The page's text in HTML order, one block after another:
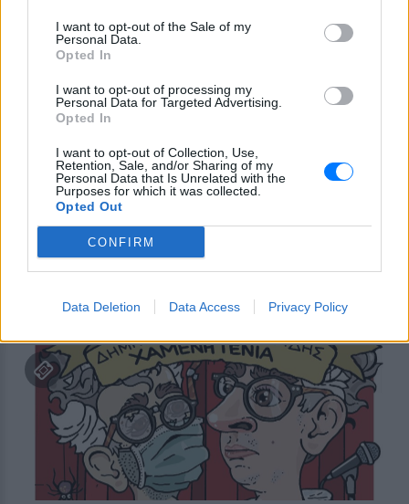
I want to opt-out of the Sale of my
Personal Data.
Opted In
I want to opt-out of processing my
Personal Data for Targeted Advertising.
Opted In
I want to opt-out of Collection, Use,
Retention, Sale, and/or Sharing of my
Personal Data that Is Unrelated with the
Purposes for which it was collected.
Opted Out
CONFIRM
Data Deletion Data Access Privacy Policy
SKYLAND LIVE MUSIC VENUE
1821‑2021 Διακόσια Χρόνια
Δανεικά
LUNAR SPACE PATRA
17/12
Σπήλιος Φλώρος ‑ Ξέρω τις
από 02/12 έως 30/12